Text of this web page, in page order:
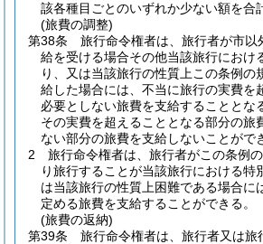
該各種目ごとのいずれか少ない額を合
(旅費の調整)
第38条
旅行命令権者は、旅行者が市以
給を受ける場合その他当該旅行におけ
り、又は当該旅行の性質上この条例の
給した場合には、不当に旅行の実費を
必要としない旅費を支給することとな
その実費を超えることとなる部分の旅
ない部分の旅費を支給しないことがで
2
旅行命令権者は、旅行者がこの条例
り旅行することが当該旅行における特
は当該旅行の性質上困難である場合に
定める旅費を支給することができる。
(旅費の返納)
第39条
旅行命令権者は、旅行者又は旅